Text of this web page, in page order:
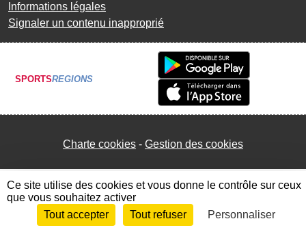
Informations légales
Signaler un contenu inapproprié
SPORTSREGIONS
Charte cookies Gestion des cookies
Envie de participer ? Connexion
Ce site utilise des cookies et vous donne le contrôle sur ceux
que vous souhaitez activer
Tout accepter
Tout refuser Personnaliser